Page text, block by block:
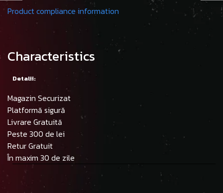
Product compliance information
Characteristics
Detalii:
Magazin Securizat
Platformă sigură
Livrare Gratuită
Peste 300 de lei
Retur Gratuit
În maxim 30 de zile